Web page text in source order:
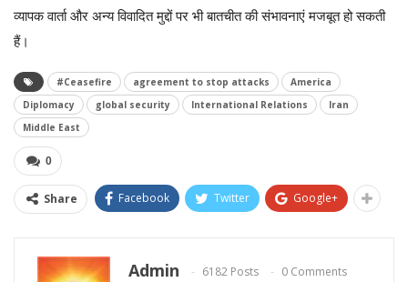
व्यापक वार्ता और अन्य विवादित मुद्दों पर भी बातचीत की संभावनाएं मजबूत हो सकती
हैं।
#Ceasefire agreement to stop attacks
America
Diplomacy
global security International Relations
Iran
Middle East
0
Share Facebook Twitter Google+
Admin 6182 Posts 0 Comments